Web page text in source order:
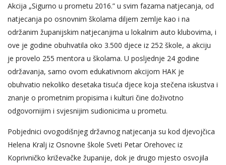
Akcija „Sigurno u prometu 2016.” u svim fazama natjecanja, od
natjecanja po osnovnim školama diljem zemlje kao i na
održanim županijskim natjecanjima u lokalnim auto klubovima, i
ove je godine obuhvatila oko 3.500 djece iz 252 škole, a akciju
je provelo 255 mentora u školama. U posljednje 24 godine
održavanja, samo ovom edukativnom akcijom HAK je
obuhvatio nekoliko desetaka tisuća djece koja stečena iskustva i
znanje o prometnim propisima i kulturi čine doživotno
odgovornijim i svjesnijim sudionicima u prometu.
Pobjednici ovogodišnjeg državnog natjecanja su kod djevojčica
Helena Kralj iz Osnovne škole Sveti Petar Orehovec iz
Koprivničko križevačke županije, dok je drugo mjesto osvojila